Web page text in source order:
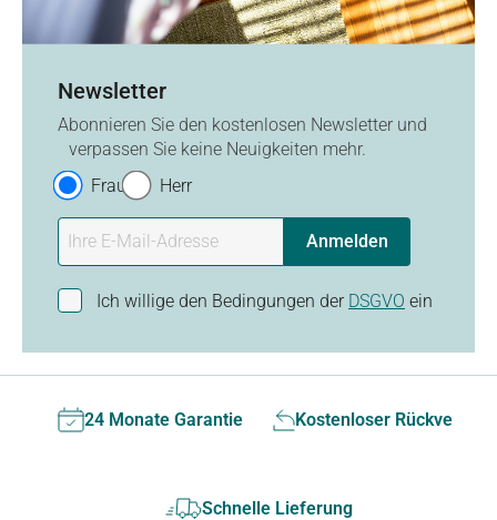
Newsletter
Abonnieren Sie den kostenlosen Newsletter und
verpassen Sie keine Neuigkeiten mehr.
Frau
Herr
Anmelden
Ich willige den Bedingungen der DSGVO ein
24 Monate Garantie Kostenloser Rückversand
Schnelle Lieferung